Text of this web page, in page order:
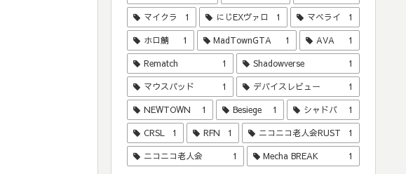
マイクラ 1 にじEXヴァロ 1 マベライ 1
ホロ鯖 1 MadTownGTA 1 AVA 1
Rematch 1 Shadowverse 1
マウスパッド 1 デバイスレビュー 1
NEWTOWN 1 Besiege 1 シャドバ 1
CRSL 1 RFN 1 ニコニコ老人会RUST 1
ニコニコ老人会 1 Mecha BREAK 1